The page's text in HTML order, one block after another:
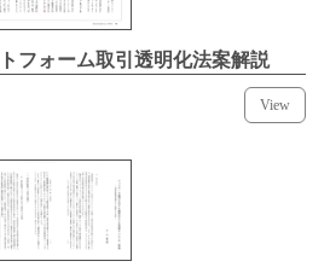
フォーム取引透明化法案解説
View